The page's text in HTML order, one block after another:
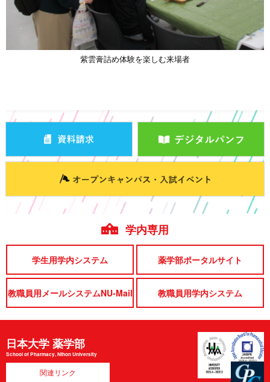
紫雲膏詰め体験を楽しむ来場者
学内専用
学生用学内システム 薬学部ポータルサイト
教職員用メールシステムNU-Mail 教職員用学内システム
日本大学 薬学部
School of Pharmacy, Nihon University
関連リンク